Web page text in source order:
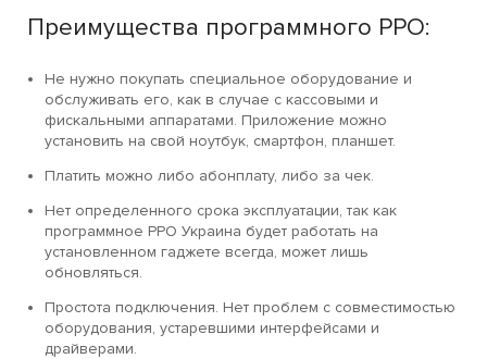
Преимущества программного РРО:
Не нужно покупать специальное оборудование и
обслуживать его, как в случае с кассовыми и
фискальными аппаратами. Приложение можно
установить на свой ноутбук, смартфон, планшет.
Платить можно либо абонплату, либо за чек.
Нет определенного срока эксплуатации, так как
программное РРО Украина будет работать на
установленном гаджете всегда, может лишь
обновляться.
Простота подключения. Нет проблем с совместимостью
оборудования, устаревшими интерфейсами и
драйверами.